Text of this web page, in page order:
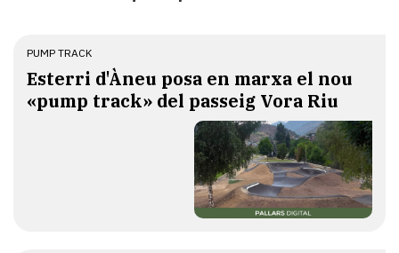
PUMP TRACK
Esterri d'Àneu posa en marxa el nou
«pump track» del passeig Vora Riu